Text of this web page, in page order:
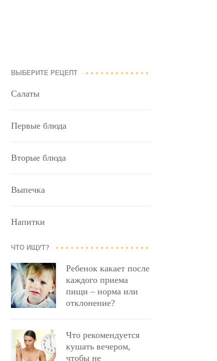
ВЫБЕРИТЕ РЕЦЕПТ
Салаты
Первые блюда
Вторые блюда
Выпечка
Напитки
ЧТО ИЩУТ?
Ребенок какает после
каждого приема
пищи – норма или
отклонение?
Что рекомендуется
кушать вечером,
чтобы не